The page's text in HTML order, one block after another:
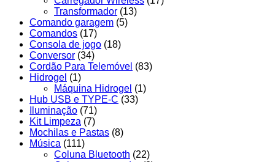
Transformador (13)
Comando garagem (5)
Comandos (17)
Consola de jogo (18)
Conversor (34)
Cordão Para Telemóvel (83)
Hidrogel (1)
Máquina Hidrogel (1)
Hub USB e TYPE-C (33)
Iluminação (71)
Kit Limpeza (7)
Mochilas e Pastas (8)
Música (111)
Coluna Bluetooth (22)